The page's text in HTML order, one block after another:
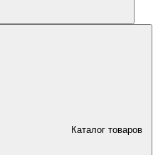
Каталог товаров